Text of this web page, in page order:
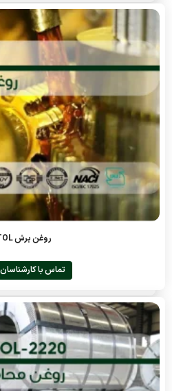
روغن برش CUTOL
تماس با